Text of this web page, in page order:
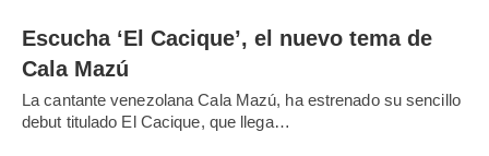
Escucha ‘El Cacique’, el nuevo tema de
Cala Mazú
La cantante venezolana Cala Mazú, ha estrenado su sencillo
debut titulado El Cacique, que llega…